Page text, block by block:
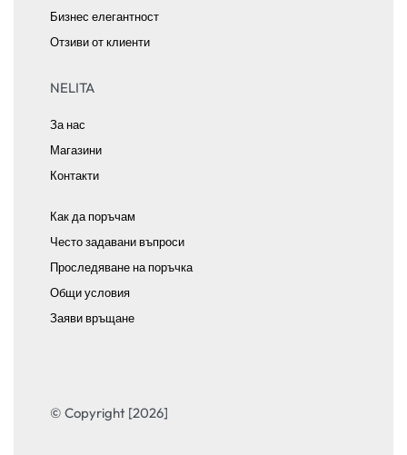
Бизнес елегантност
Отзиви от клиенти
NELITA
За нас
Магазини
Контакти
Как да поръчам
Често задавани въпроси
Проследяване на поръчка
Общи условия
Заяви връщане
© Copyright [2026]